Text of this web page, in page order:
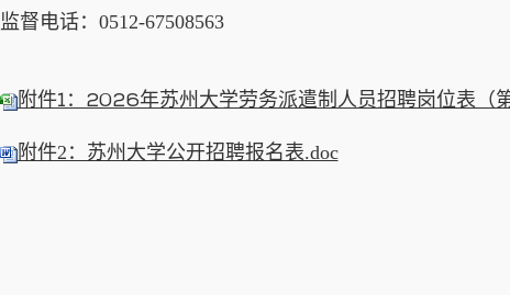
监督电话：0512-67508563
附件1：2026年苏州大学劳务派遣制人员招聘岗位表（
附件2：苏州大学公开招聘报名表.doc